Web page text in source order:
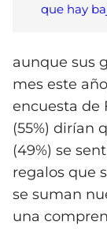
que hay
aunque sus
mes este
encuesta de
(55%) dirían
(49%) se
regalos que
se suman
una